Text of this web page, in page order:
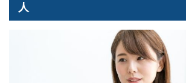
人